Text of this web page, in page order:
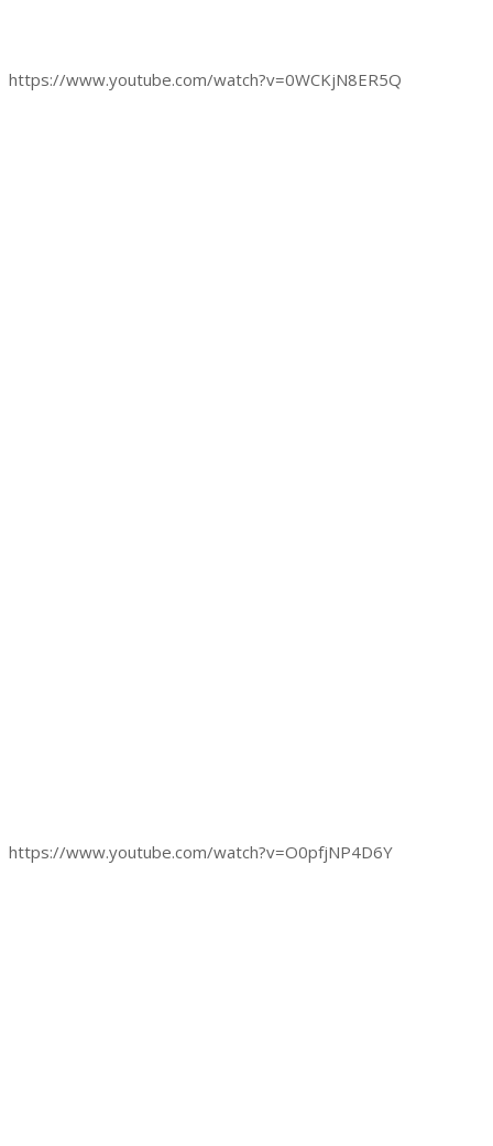
https://www.youtube.com/watch?v=0WCKjN8ER5Q
https://www.youtube.com/watch?v=O0pfjNP4D6Y